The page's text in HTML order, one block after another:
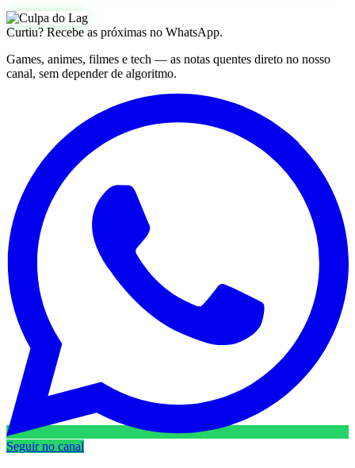
Curtiu? Recebe as próximas no WhatsApp.
Games, animes, filmes e tech — as notas quentes direto no nosso
canal, sem depender de algoritmo.
Seguir no canal